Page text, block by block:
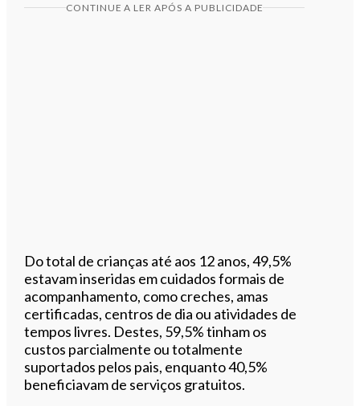
CONTINUE A LER APÓS A PUBLICIDADE
Do total de crianças até aos 12 anos, 49,5%
estavam inseridas em cuidados formais de
acompanhamento, como creches, amas
certificadas, centros de dia ou atividades de
tempos livres. Destes, 59,5% tinham os
custos parcialmente ou totalmente
suportados pelos pais, enquanto 40,5%
beneficiavam de serviços gratuitos.